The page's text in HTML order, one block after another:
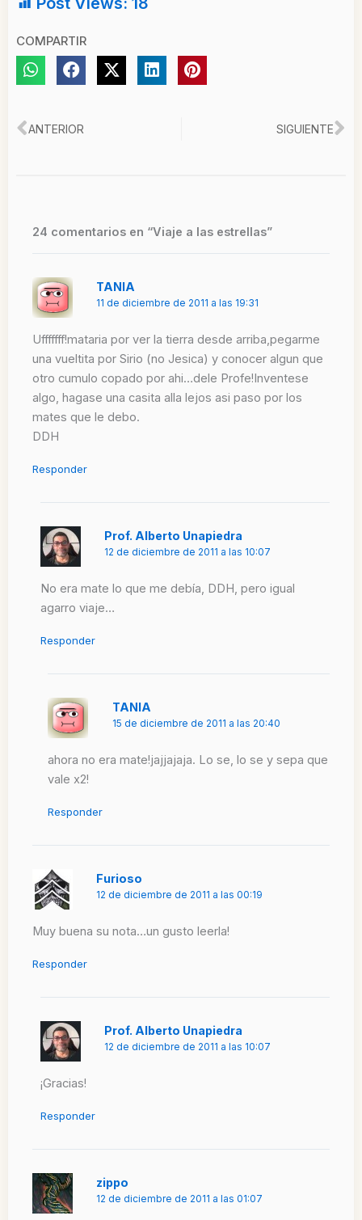
COMPARTIR
Ant
ANTERIOR SIGUIENTE
24 comentarios en “Viaje a las estrellas”
TANIA
11 de diciembre de 2011 a las 19:31
Ufffffff!mataria por ver la tierra desde arriba,pegarme
una vueltita por Sirio (no Jesica) y conocer algun que
otro cumulo copado por ahi…dele Profe!Inventese
algo, hagase una casita alla lejos asi paso por los
mates que le debo.
DDH
Responder
Prof. Alberto Unapiedra
12 de diciembre de 2011 a las 10:07
No era mate lo que me debía, DDH, pero igual
agarro viaje…
Responder
TANIA
15 de diciembre de 2011 a las 20:40
ahora no era mate!jajjajaja. Lo se, lo se y sepa que
vale x2!
Responder
Furioso
12 de diciembre de 2011 a las 00:19
Muy buena su nota…un gusto leerla!
Responder
Prof. Alberto Unapiedra
12 de diciembre de 2011 a las 10:07
¡Gracias!
Responder
zippo
12 de diciembre de 2011 a las 01:07